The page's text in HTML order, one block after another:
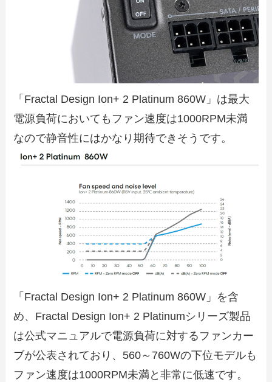
「Fractal Design Ion+ 2 Platinum 860W」は最大
電源負荷においてもファン速度は1000RPM未満
なので静音性にはかなり期待できそうです。
「Fractal Design Ion+ 2 Platinum 860W」を含
め、Fractal Design Ion+ 2 Platinumシリーズ製品
は公式マニュアルで電源負荷に対するファンカー
ブが公表されており、560～760Wの下位モデルも
ファン速度は1000RPM未満と非常に低速です。